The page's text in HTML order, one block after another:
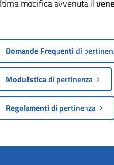
modifica avvenuta il
Domande Frequentidi
Modulisticadi pertinenza
Regolamentidi pertinenza